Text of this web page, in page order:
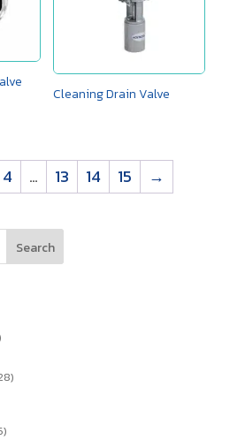
Cleaning Drain Valve
4 … 13 14 15 →
Search
28
5